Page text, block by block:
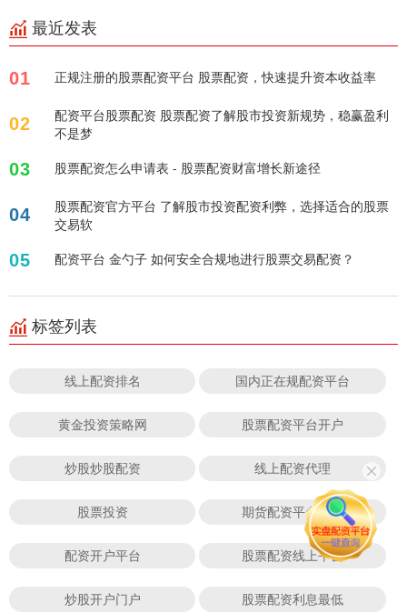
最近发表
01 正规注册的股票配资平台 股票配资，快速提升资本收益率
02
配资平台股票配资 股票配资了解股市投资新规势，稳赢盈利
不是梦
03 股票配资怎么申请表 - 股票配资财富增长新途径
04
股票配资官方平台 了解股市投资配资利弊，选择适合的股票
交易软
05 配资平台 金勺子 如何安全合规地进行股票交易配资？
标签列表
线上配资排名 国内正在规配资平台
黄金投资策略网 股票配资平台开户
炒股炒股配资 线上配资代理
股票投资 期货配资平台门户
配资开户平台 股票配资线上平台
炒股开户门户 股票配资利息最低